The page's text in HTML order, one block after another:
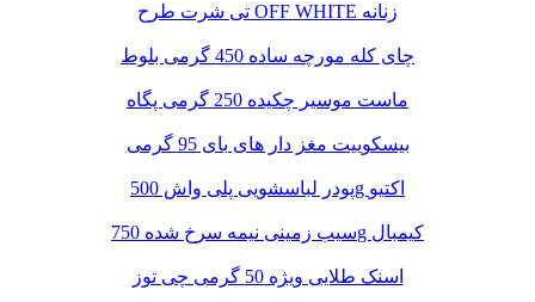
تی شرت طرح OFF WHITE زنانه
چای کله مورچه ساده 450 گرمی بلوط
ماست موسیر چکیده 250 گرمی پگاه
بیسکوییت مغز دار های بای 95 گرمی
پودر لباسشویی پلی واش 500g اکتیو
سیب زمینی نیمه سرخ شده 750g کیمبال
اسنک طلایی ویژه 50 گرمی چی توز